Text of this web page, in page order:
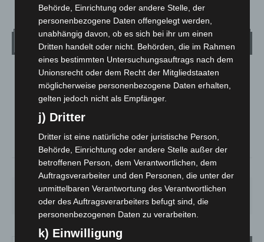
Wetter
LANGENHAGEN
Mäßig Bewölkt
26.7°
36% 1.8m/s 36%
SO.
33°
MO.
27°
DI.
24°
MI.
27°
DO.
Behörde, Einrichtung oder andere Stelle, der
personenbezogene Daten offengelegt werden,
unabhängig davon, ob es sich bei ihr um einen
Dritten handelt oder nicht. Behörden, die im Rahmen
eines bestimmten Untersuchungsauftrags nach dem
Unionsrecht oder dem Recht der Mitgliedstaaten
möglicherweise personenbezogene Daten erhalten,
gelten jedoch nicht als Empfänger.
j) Dritter
Dritter ist eine natürliche oder juristische Person,
Behörde, Einrichtung oder andere Stelle außer der
betroffenen Person, dem Verantwortlichen, dem
Auftragsverarbeiter und den Personen, die unter der
unmittelbaren Verantwortung des Verantwortlichen
oder des Auftragsverarbeiters befugt sind, die
personenbezogenen Daten zu verarbeiten.
k) Einwilligung